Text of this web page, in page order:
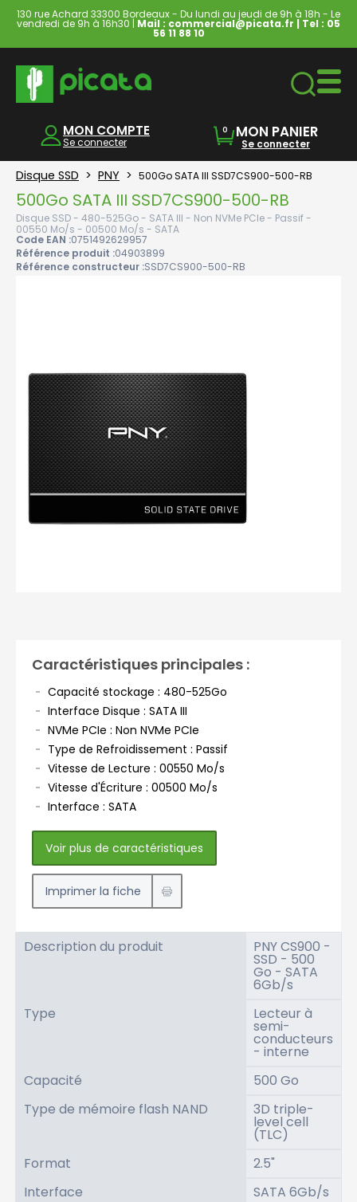
130 rue Achard 33300 Bordeaux - Du lundi au jeudi de 9h à 18h - Le
vendredi de 9h à 16h30 | Mail : commercial@picata.fr | Tel : 05
56 11 88 10
MON COMPTE
Se connecter
0 MON PANIER
Se connecter
Disque SSD > PNY > 500Go SATA III SSD7CS900-500-RB
500Go SATA III SSD7CS900-500-RB
Disque SSD - 480-525Go - SATA III - Non NVMe PCIe - Passif -
00550 Mo/s - 00500 Mo/s - SATA
Code EAN :0751492629957
Référence produit :04903899
Référence constructeur :SSD7CS900-500-RB
Caractéristiques principales :
Capacité stockage : 480-525Go
Interface Disque : SATA III
NVMe PCIe : Non NVMe PCIe
Type de Refroidissement : Passif
Vitesse de Lecture : 00550 Mo/s
Vitesse d'Écriture : 00500 Mo/s
Interface : SATA
Voir plus de caractéristiques
Imprimer la fiche
Description du produit PNY CS900 -
SSD - 500
Go - SATA
6Gb/s
Type
Lecteur à
semi-
conducteurs
- interne
Capacité
500 Go
Type de mémoire flash NAND
3D triple-
level cell
(TLC)
Format
2.5"
Interface
SATA 6Gb/s